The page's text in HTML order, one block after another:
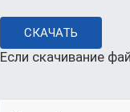
СКАЧАТЬ
Если скачивание